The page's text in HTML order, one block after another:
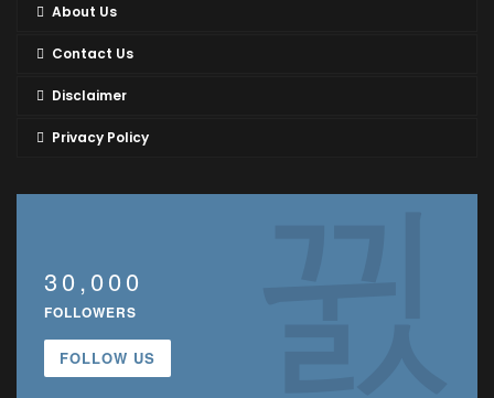
About Us
Contact Us
Disclaimer
Privacy Policy
30,000
FOLLOWERS
FOLLOW US